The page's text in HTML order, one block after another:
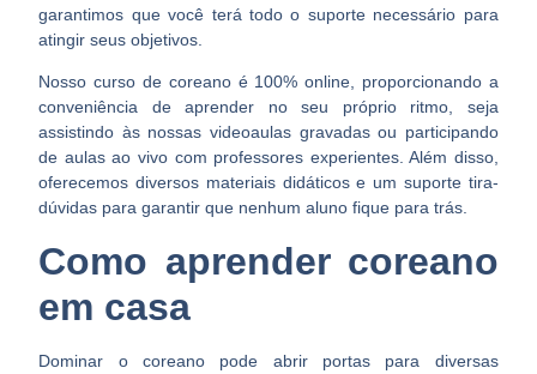
garantimos que você terá todo o suporte necessário para
atingir seus objetivos.
Nosso curso de coreano é 100% online, proporcionando a
conveniência de aprender no seu próprio ritmo, seja
assistindo às nossas videoaulas gravadas ou participando
de aulas ao vivo com professores experientes. Além disso,
oferecemos diversos materiais didáticos e um suporte tira-
dúvidas para garantir que nenhum aluno fique para trás.
Como aprender coreano
em casa
Dominar o coreano pode abrir portas para diversas